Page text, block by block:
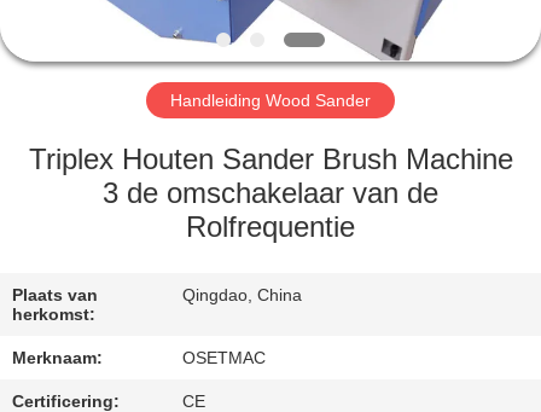
ONGEVEER
FABRIEKSREIS
Handleiding Wood Sander
Triplex Houten Sander Brush Machine
3 de omschakelaar van de
Rolfrequentie
Plaats van
herkomst:
Qingdao, China
Merknaam: OSETMAC
Certificering: CE